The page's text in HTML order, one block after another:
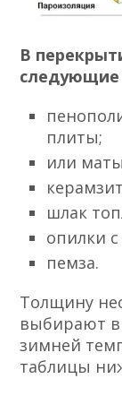
В
следующие
плиты;
или
шлак
опилки
пемза.
Толщину
выбирают в
зимней
таблицы